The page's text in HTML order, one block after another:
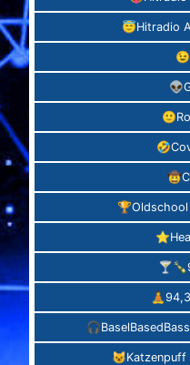
😇Hitradio
😺Katzenpuff